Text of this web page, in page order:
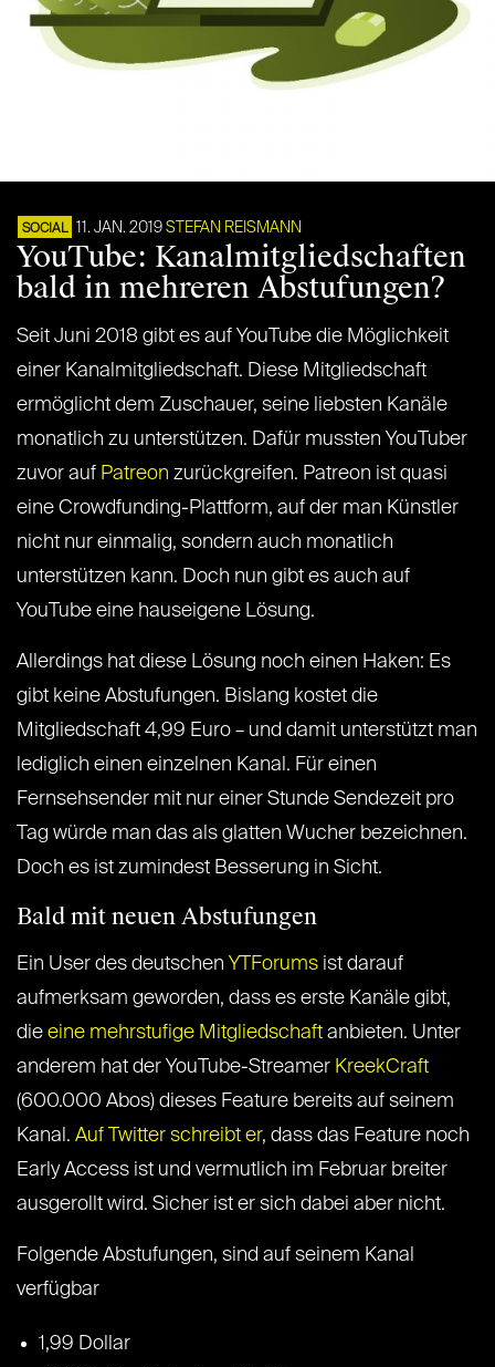
SOCIAL 11. JAN. 2019 STEFAN REISMANN
YouTube: Kanalmitgliedschaften
bald in mehreren Abstufungen?
Seit Juni 2018 gibt es auf YouTube die Möglichkeit
einer Kanalmitgliedschaft. Diese Mitgliedschaft
ermöglicht dem Zuschauer, seine liebsten Kanäle
monatlich zu unterstützen. Dafür mussten YouTuber
zuvor auf Patreon zurückgreifen. Patreon ist quasi
eine Crowdfunding-Plattform, auf der man Künstler
nicht nur einmalig, sondern auch monatlich
unterstützen kann. Doch nun gibt es auch auf
YouTube eine hauseigene Lösung.
Allerdings hat diese Lösung noch einen Haken: Es
gibt keine Abstufungen. Bislang kostet die
Mitgliedschaft 4,99 Euro – und damit unterstützt man
lediglich einen einzelnen Kanal. Für einen
Fernsehsender mit nur einer Stunde Sendezeit pro
Tag würde man das als glatten Wucher bezeichnen.
Doch es ist zumindest Besserung in Sicht.
Bald mit neuen Abstufungen
Ein User des deutschen YTForums ist darauf
aufmerksam geworden, dass es erste Kanäle gibt,
die eine mehrstufige Mitgliedschaft anbieten. Unter
anderem hat der YouTube-Streamer KreekCraft
(600.000 Abos) dieses Feature bereits auf seinem
Kanal. Auf Twitter schreibt er, dass das Feature noch
Early Access ist und vermutlich im Februar breiter
ausgerollt wird. Sicher ist er sich dabei aber nicht.
Folgende Abstufungen, sind auf seinem Kanal
verfügbar
1,99 Dollar